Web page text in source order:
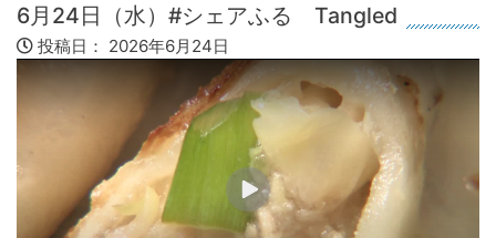
6月24日（水）#シェアふる Tangled
投稿日： 2026年6月24日